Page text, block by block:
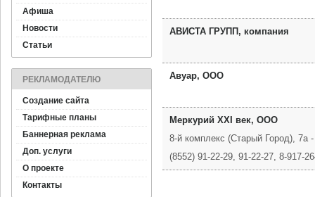
Афиша
Новости
Статьи
РЕКЛАМОДАТЕЛЮ
Создание сайта
Тарифные планы
Баннерная реклама
Доп. услуги
О проекте
Контакты
АВИСТА ГРУПП, компания
Авуар, ООО
Меркурий XXI век, ООО
8-й комплекс (Старый Город), 7а
(8552) 91-22-29, 91-22-27, 8-917-